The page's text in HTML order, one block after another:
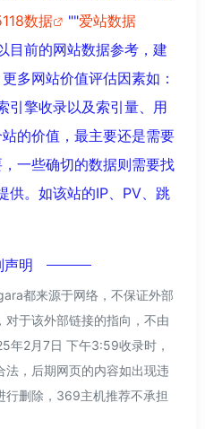
数据 ""爱站数据
目前的网站数据参考，建
多网站价值评估因素如：
引擎收录以及索引量、用
的价值，最主要还是需要
一些确切的数据则需要找
供。如该站的IP、PV、跳
声明
都来源于网络，不保证外部
于该外部链接的指向，不由
年2月7日 下午3:59收录时，
，后期网页的内容如出现违
行删除，369主机推荐不承担